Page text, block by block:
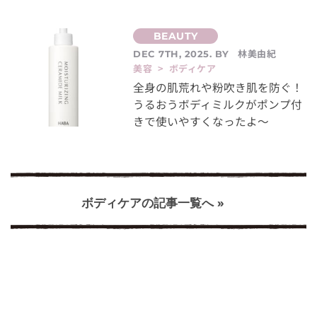
DEC 7TH, 2025. BY
林美由紀
美容 > ボディケア
全身の肌荒れや粉吹き肌を防ぐ！
うるおうボディミルクがポンプ付
きで使いやすくなったよ～
ボディケアの記事一覧へ »